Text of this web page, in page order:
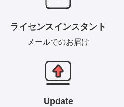
ライセンスインスタント
メールでのお届け
Update